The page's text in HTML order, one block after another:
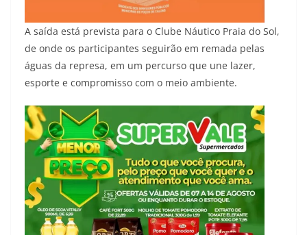
A saída está prevista para o Clube Náutico Praia do Sol,
de onde os participantes seguirão em remada pelas
águas da represa, em um percurso que une lazer,
esporte e compromisso com o meio ambiente.